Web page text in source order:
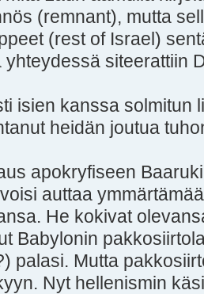
(remnant), mutta
(rest of Israel)
yhteydessä siteerattiin
isien kanssa solmitun
heidän joutua
apokryfiseen
auttaa
He kokivat
Babylonin
palasi. Mutta
Nyt hellenismin